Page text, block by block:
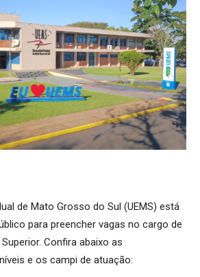
de Mato Grosso do Sul (UEMS) está
para preencher vagas no cargo de
Confira abaixo as
e os campi de atuação: